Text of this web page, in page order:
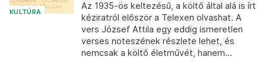
KULTÚRA
Az 1935-ös keltezésű, a költő által alá is írt
kéziratról először a Telexen olvashat. A
vers József Attila egy eddig ismeretlen
verses noteszének részlete lehet, és
nemcsak a költő életművét, hanem...